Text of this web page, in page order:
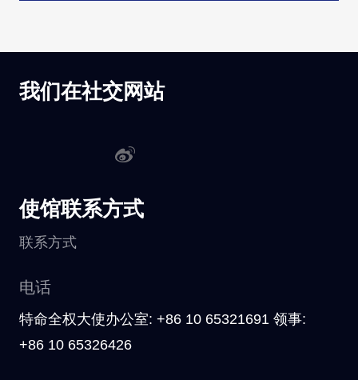
我们在社交网站
使馆联系方式
联系方式
电话
特命全权大使办公室: +86 10 65321691 领事:
+86 10 65326426